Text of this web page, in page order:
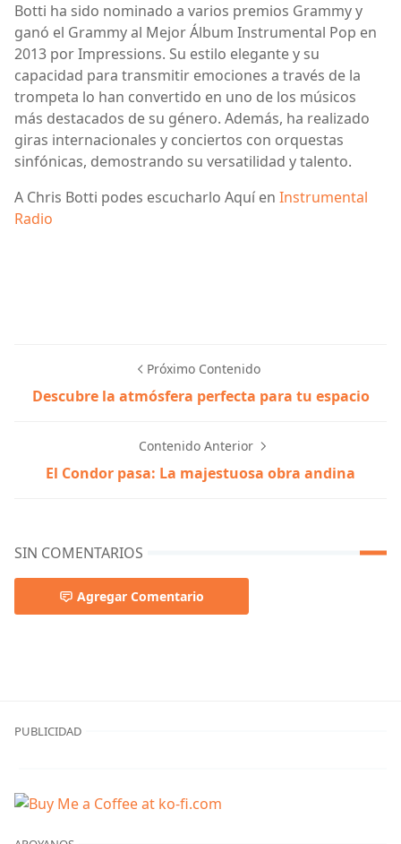
Botti ha sido nominado a varios premios Grammy y
ganó el Grammy al Mejor Álbum Instrumental Pop en
2013 por Impressions. Su estilo elegante y su
capacidad para transmitir emociones a través de la
trompeta lo han convertido en uno de los músicos
más destacados de su género. Además, ha realizado
giras internacionales y conciertos con orquestas
sinfónicas, demostrando su versatilidad y talento.
A Chris Botti podes escucharlo Aquí en Instrumental
Radio
Próximo Contenido
Descubre la atmósfera perfecta para tu espacio
Contenido Anterior
El Condor pasa: La majestuosa obra andina
SIN COMENTARIOS
Agregar Comentario
PUBLICIDAD